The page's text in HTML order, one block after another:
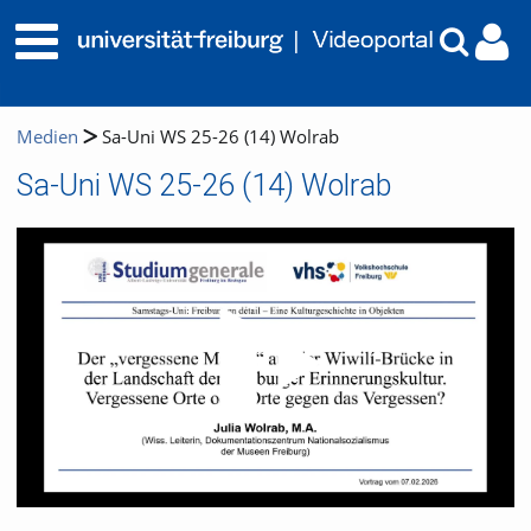
Medien Sa-Uni WS 25-26 (14) Wolrab
Sa-Uni WS 25-26 (14) Wolrab